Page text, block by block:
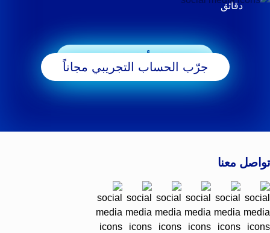
دقائق
ابدأ التداول
جرّب الحساب التجريبي مجاناً
تواصل معنا